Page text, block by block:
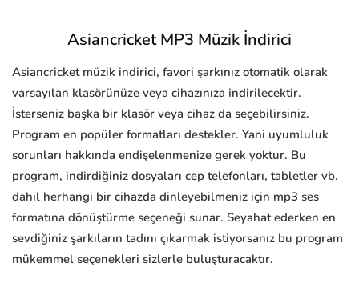
Asiancricket MP3 Müzik İndirici
Asiancricket müzik indirici, favori şarkınız otomatik olarak
varsayılan klasörünüze veya cihazınıza indirilecektir.
İsterseniz başka bir klasör veya cihaz da seçebilirsiniz.
Program en popüler formatları destekler. Yani uyumluluk
sorunları hakkında endişelenmenize gerek yoktur. Bu
program, indirdiğiniz dosyaları cep telefonları, tabletler vb.
dahil herhangi bir cihazda dinleyebilmeniz için mp3 ses
formatına dönüştürme seçeneği sunar. Seyahat ederken en
sevdiğiniz şarkıların tadını çıkarmak istiyorsanız bu program
mükemmel seçenekleri sizlerle buluşturacaktır.